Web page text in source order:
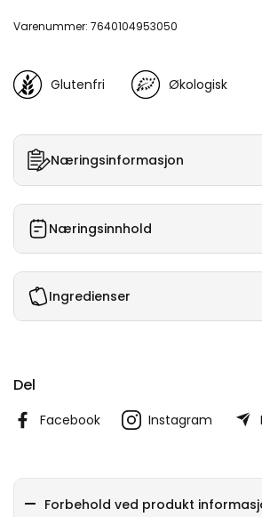
Varenummer: 7640104953050
Glutenfri Økologisk
Næringsinformasjon
Næringsinnhold
Ingredienser
Del
Facebook Instagram
Forbehold ved produkt